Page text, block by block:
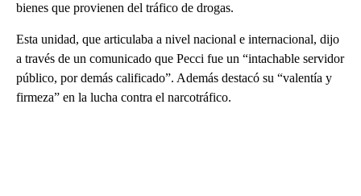
bienes que provienen del tráfico de drogas.
Esta unidad, que articulaba a nivel nacional e internacional, dijo
a través de un comunicado que Pecci fue un “intachable servidor
público, por demás calificado”. Además destacó su “valentía y
firmeza” en la lucha contra el narcotráfico.